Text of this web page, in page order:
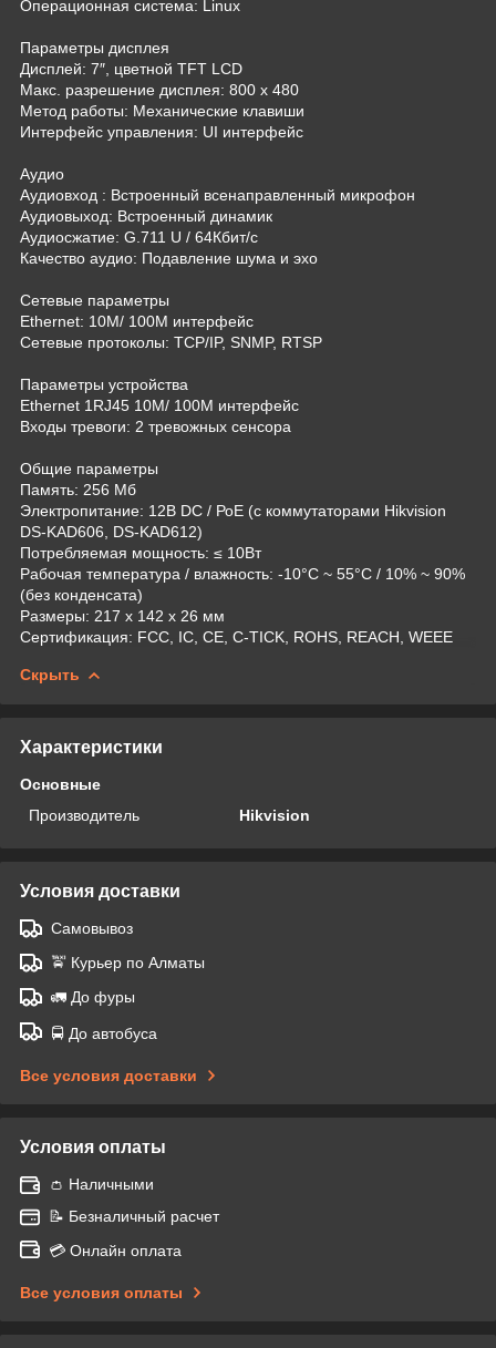
Операционная система: Linux
Параметры дисплея
Дисплей: 7″, цветной TFT LCD
Макс. разрешение дисплея: 800 х 480
Метод работы: Механические клавиши
Интерфейс управления: UI интерфейс
Аудио
Аудиовход : Встроенный всенаправленный микрофон
Аудиовыход: Встроенный динамик
Аудиосжатие: G.711 U / 64Кбит/с
Качество аудио: Подавление шума и эхо
Сетевые параметры
Ethernet: 10M/ 100M интерфейс
Сетевые протоколы: TCP/IP, SNMP, RTSP
Параметры устройства
Ethernet 1RJ45 10M/ 100M интерфейс
Входы тревоги: 2 тревожных сенсора
Общие параметры
Память: 256 Mб
Электропитание: 12В DC / РоЕ (с коммутаторами Hikvision
DS-KAD606, DS-KAD612)
Потребляемая мощность: ≤ 10Вт
Рабочая температура / влажность: -10°С ~ 55°С / 10% ~ 90%
(без конденсата)
Размеры: 217 х 142 х 26 мм
Сертификация: FCC, IC, CE, C-TICK, ROHS, REACH, WEEE
Скрыть
Характеристики
Основные
Производитель
Hikvision
Условия доставки
Самовывоз
🚖 Курьер по Алматы
🚛 До фуры
🚍 До автобуса
Все условия доставки
Условия оплаты
👛 Наличными
📝 Безналичный расчет
💳 Онлайн оплата
Все условия оплаты